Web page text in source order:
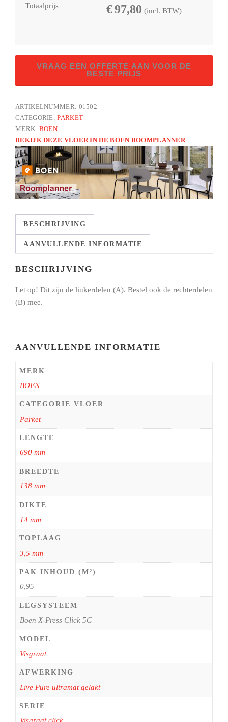
Totaalprijs €97,80 (incl. BTW)
vivo
geborsteld
A
aantal
VRAAG EEN OFFERTE AAN VOOR DE
BESTE PRIJS
ARTIKELNUMMER: 01502
CATEGORIE:PARKET
MERK: BOEN
BEKIJK DEZE VLOER IN DE BOEN ROOMPLANNER
BESCHRIJVING
AANVULLENDE INFORMATIE
BESCHRIJVING
Let op! Dit zijn de linkerdelen (A). Bestel ook de rechterdelen
(B) mee.
AANVULLENDE INFORMATIE
MERK
BOEN
CATEGORIE VLOER
Parket
LENGTE
690 mm
BREEDTE
138 mm
DIKTE
14 mm
TOPLAAG
3,5 mm
PAK INHOUD (M²)
0,95
LEGSYSTEEM
Boen X-Press Click 5G
MODEL
Visgraat
AFWERKING
Live Pure ultramat gelakt
SERIE